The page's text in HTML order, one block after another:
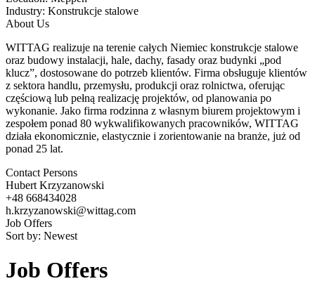
Industry: Konstrukcje stalowe
About Us
WITTAG realizuje na terenie całych Niemiec konstrukcje stalowe
oraz budowy instalacji, hale, dachy, fasady oraz budynki „pod
klucz”, dostosowane do potrzeb klientów. Firma obsługuje klientów
z sektora handlu, przemysłu, produkcji oraz rolnictwa, oferując
częściową lub pełną realizację projektów, od planowania po
wykonanie. Jako firma rodzinna z własnym biurem projektowym i
zespołem ponad 80 wykwalifikowanych pracowników, WITTAG
działa ekonomicznie, elastycznie i zorientowanie na branże, już od
ponad 25 lat.
Contact Persons
Hubert Krzyzanowski
+48 668434028
h.krzyzanowski@wittag.com
Job Offers
Sort by: Newest
Job Offers